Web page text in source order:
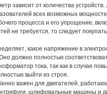
зависит от количества
всех возможных
процесса и его упрощение,
не требуется, то следует
какое напряжение в
должно полностью
тока, так как в случае
выйти из строя.
важен для двигателей,
шлифовальные машины и